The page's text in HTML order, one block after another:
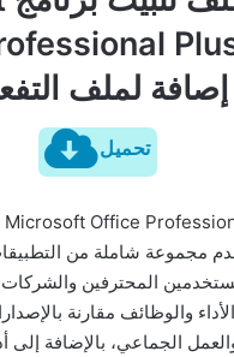
إصافة لملف
تحميل
مجموعة شاملة من
المحترفين والشركات.
والوظائف مقارنة
الجماعي، بالإضافة إلى